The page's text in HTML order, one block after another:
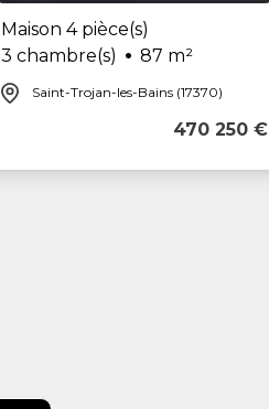
Maison 4 pièce(s)
3 chambre(s)
87 m²
Saint-Trojan-les-Bains (17370)
470 250 €